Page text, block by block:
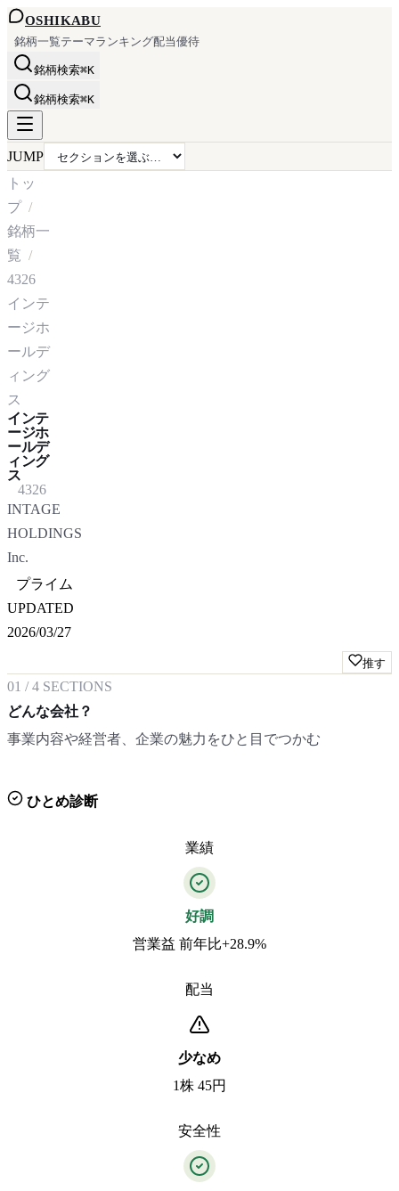
OSHIKABU
銘柄一覧テーマランキング配当優待
銘柄検索⌘K
銘柄検索⌘K
JUMP
トッ
プ
銘柄一
覧
4326
インテ
ージホ
ールデ
ィング
ス
インテ
ージホ
ールデ
ィング
ス
4326
INTAGE
HOLDINGS
Inc.
プライム
UPDATED
2026/03/27
推す
01 /4 SECTIONS
どんな会社？
事業内容や経営者、企業の魅力をひと目でつかむ
ひとめ診断
業績
好調
営業益 前年比+28.9%
配当
少なめ
1株 45円
安全性